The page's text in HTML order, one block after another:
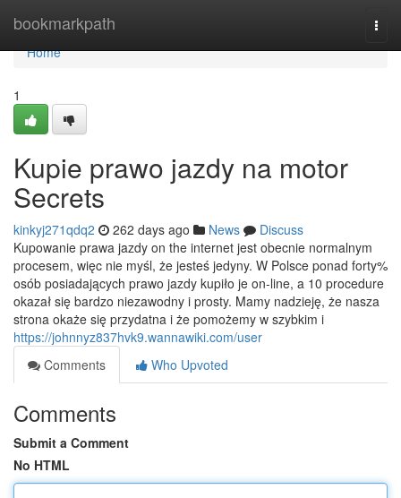
bookmarkpath
Home
Home
1
Kupie prawo jazdy na motor
Secrets
kinkyj271qdq2 262 days ago News
Discuss
Kupowanie prawa jazdy on the internet jest obecnie normalnym
procesem, więc nie myśl, że jesteś jedyny. W Polsce ponad forty%
osób posiadających prawo jazdy kupiło je on-line, a 10 procedure
okazał się bardzo niezawodny i prosty. Mamy nadzieję, że nasza
strona okaże się przydatna i że pomożemy w szybkim i
https://johnnyz837hvk9.wannawiki.com/user
Comments
Who Upvoted
Comments
Submit a Comment
No HTML